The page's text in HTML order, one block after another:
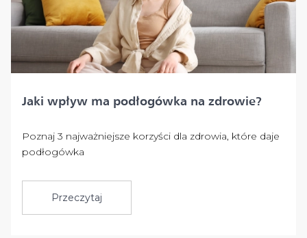
Jaki wpływ ma podłogówka na zdrowie?
Poznaj 3 najważniejsze korzyści dla zdrowia, które daje
podłogówka
Przeczytaj